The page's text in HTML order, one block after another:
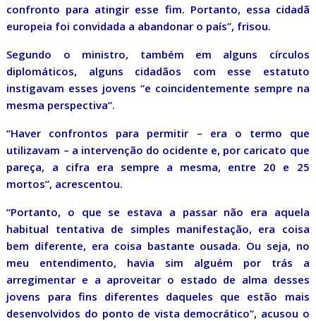
confronto para atingir esse fim. Portanto, essa cidadã
europeia foi convidada a abandonar o país”, frisou.
Segundo o ministro, também em alguns círculos
diplomáticos, alguns cidadãos com esse estatuto
instigavam esses jovens “e coincidentemente sempre na
mesma perspectiva”.
“Haver confrontos para permitir – era o termo que
utilizavam – a intervenção do ocidente e, por caricato que
pareça, a cifra era sempre a mesma, entre 20 e 25
mortos”, acrescentou.
“Portanto, o que se estava a passar não era aquela
habitual tentativa de simples manifestação, era coisa
bem diferente, era coisa bastante ousada. Ou seja, no
meu entendimento, havia sim alguém por trás a
arregimentar e a aproveitar o estado de alma desses
jovens para fins diferentes daqueles que estão mais
desenvolvidos do ponto de vista democrático”, acusou o